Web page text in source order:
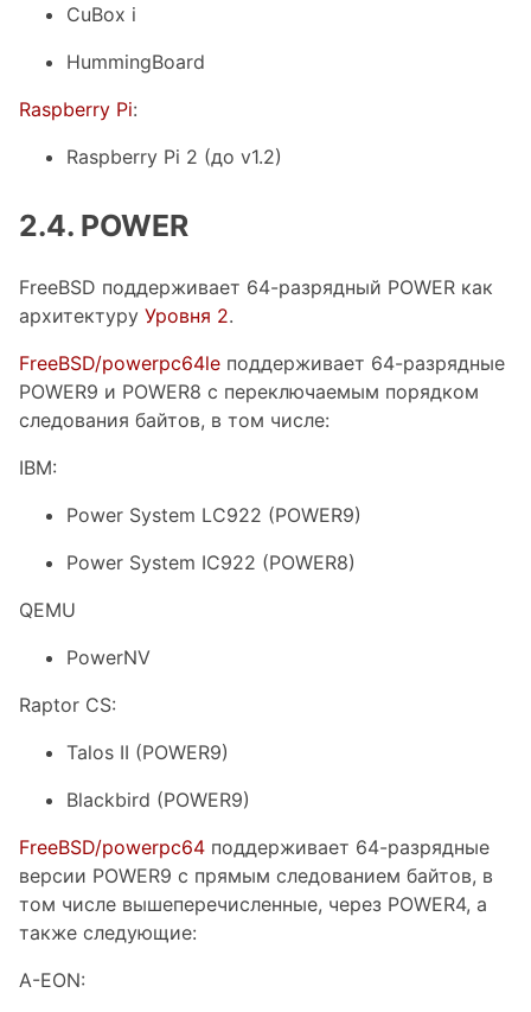
CuBox i
HummingBoard
Raspberry Pi:
Raspberry Pi 2 (до v1.2)
2.4. POWER
FreeBSD поддерживает 64-разрядный POWER как
архитектуру Уровня 2.
FreeBSD/powerpc64le поддерживает 64-разрядные
POWER9 и POWER8 с переключаемым порядком
следования байтов, в том числе:
IBM:
Power System LC922 (POWER9)
Power System IC922 (POWER8)
QEMU
PowerNV
Raptor CS:
Talos II (POWER9)
Blackbird (POWER9)
FreeBSD/powerpc64 поддерживает 64-разрядные
версии POWER9 с прямым следованием байтов, в
том числе вышеперечисленные, через POWER4, а
также следующие:
A-EON: